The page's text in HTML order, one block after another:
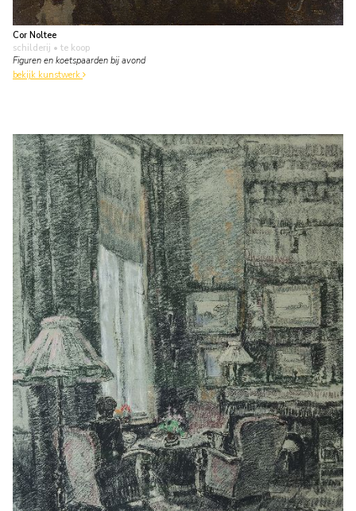
Cor Noltee
schilderij • te koop
Figuren en koetspaarden bij avond
bekijk kunstwerk